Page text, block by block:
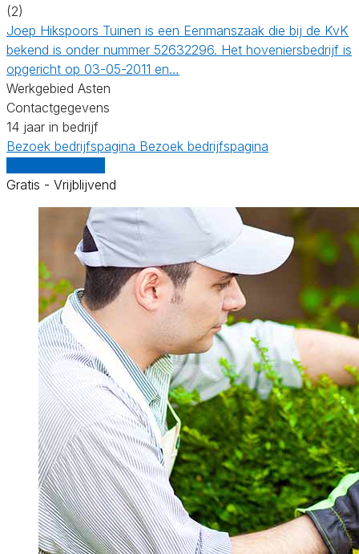
(2)
Joep Hikspoors Tuinen is een Eenmanszaak die bij de KvK
bekend is onder nummer 52632296. Het hoveniersbedrijf is
opgericht op 03-05-2011 en…
Werkgebied Asten
Contactgegevens
14 jaar in bedrijf
Bezoek bedrijfspagina Bezoek bedrijfspagina
Gratis - Vrijblijvend